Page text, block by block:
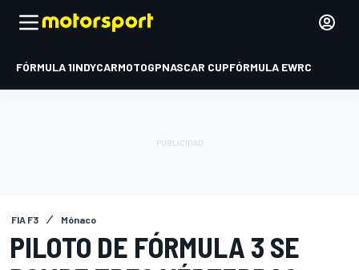
FÓRMULA 1INDYCARMOTOGPNASCAR CUPFÓRMULA EWRC
FIA F3 Mónaco
PILOTO DE FÓRMULA 3 SE